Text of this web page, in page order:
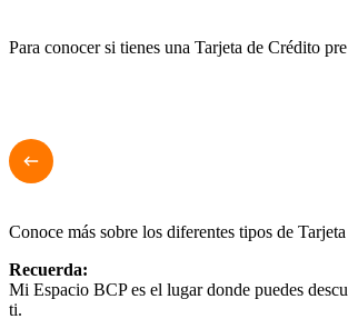
Para conocer si tienes una Tarjeta de Crédito
Conoce más sobre los diferentes tipos de
Recuerda:
Mi Espacio BCP es el lugar donde puedes
ti.